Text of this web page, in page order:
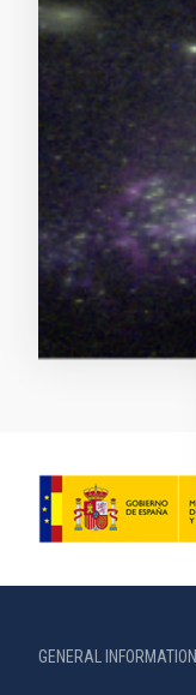
GENERAL INFORMATION